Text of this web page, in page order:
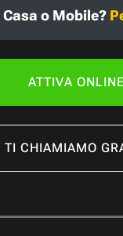
Casa o Mobile?
ATTIVA ONLINE
TI CHIAMIAMO